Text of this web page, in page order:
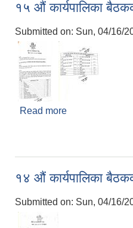
१५ औं कार्यपालिका
Submitted on: Sun, 04/16/
Read more
१४ औं कार्यपालिका
Submitted on: Sun, 04/16/